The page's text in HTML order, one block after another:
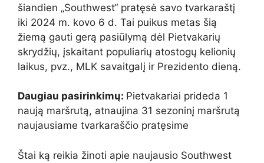
šiandien „Southwest“ pratęsė savo tvarkaraštį
iki 2024 m. kovo 6 d. Tai puikus metas šią
žiemą gauti gerą pasiūlymą dėl Pietvakarių
skrydžių, įskaitant populiarių atostogų kelionių
laikus, pvz., MLK savaitgalį ir Prezidento dieną.
Daugiau pasirinkimų: Pietvakariai prideda 1
naują maršrutą, atnaujina 31 sezoninį maršrutą
naujausiame tvarkaraščio pratęsime
Štai ką reikia žinoti apie naujausio Southwest